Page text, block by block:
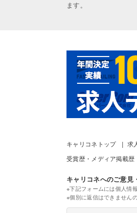
ます。
キャリコネトップ 求
受賞歴・メディア掲載歴
キャリコネへのご意見
※下記フォームには個人情
※個別に返信はできません